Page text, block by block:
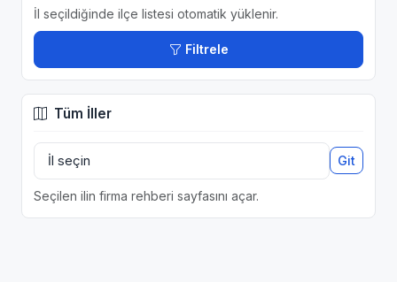
İl seçildiğinde ilçe listesi otomatik yüklenir.
Filtrele
Tüm İller
Git
Seçilen ilin firma rehberi sayfasını açar.